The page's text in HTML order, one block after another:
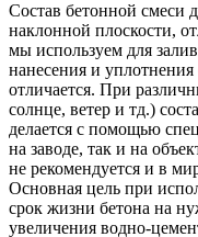
Состав бетонной смеси
наклонной плоскости,
мы используем для
нанесения и
отличается. При
солнце, ветер и тд.)
делается с помощью
на заводе, так и на
не рекомендуется и в
Основная цель при
срок жизни бетона на
увеличения водно-